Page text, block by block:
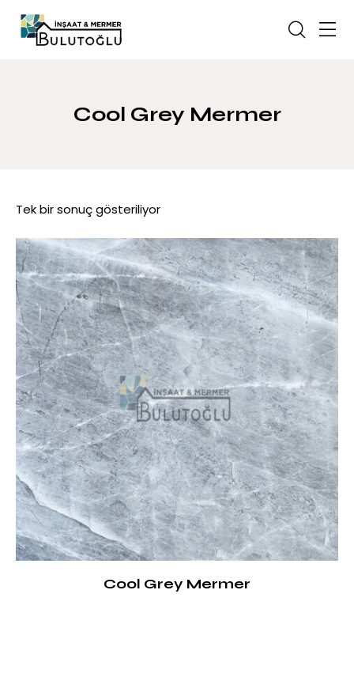
Cool Grey Mermer
Tek bir sonuç gösteriliyor
Cool Grey Mermer